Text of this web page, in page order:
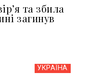
та збила
загинув
УКРАЇНА